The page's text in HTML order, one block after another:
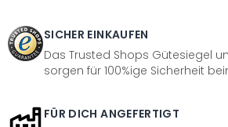
SICHER EINKAUFEN
Das Trusted Shops Gütesiegel
sorgen für 100%ige Sicherheit
FÜR DICH ANGEFERTIGT